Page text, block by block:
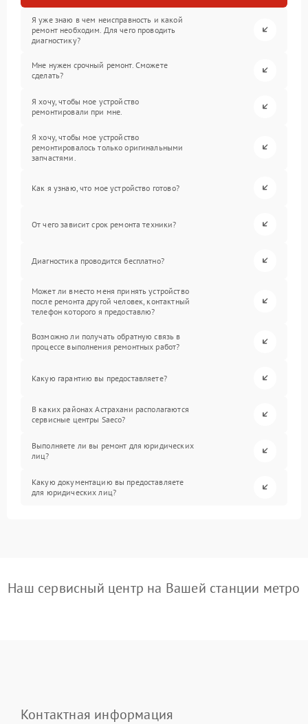
Я уже знаю в чем неисправность и какой
ремонт необходим. Для чего проводить
диагностику?
Мне нужен срочный ремонт. Сможете
сделать?
Я хочу, чтобы мое устройство
ремонтировали при мне.
Я хочу, чтобы мое устройство
ремонтировалось только оригинальными
запчастями.
Как я узнаю, что мое устройство готово?
От чего зависит срок ремонта техники?
Диагностика проводится бесплатно?
Может ли вместо меня принять устройство
после ремонта другой человек, контактный
телефон которого я предоставлю?
Возможно ли получать обратную связь в
процессе выполнения ремонтных работ?
Какую гарантию вы предоставляете?
В каких районах Астрахани располагаются
сервисные центры Saeco?
Выполняете ли вы ремонт для юридических
лиц?
Какую документацию вы предоставляете
для юридических лиц?
Наш сервисный центр на Вашей станции метро
Контактная информация